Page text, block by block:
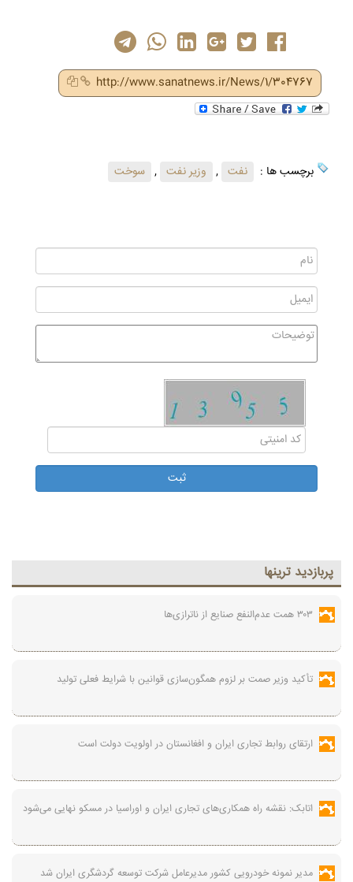
http://www.sanatnews.ir/News/1/304767
برچسب ها : نفت , وزیر نفت , سوخت
پربازديد ترينها
۳۰۳ همت عدم‌النفع صنایع از ناترازی‌ها
تأکید وزیر صمت بر لزوم همگون‌سازی قوانین با شرایط فعلی تولید
ارتقای روابط تجاری ایران و افغانستان در اولویت دولت است
اتابک: نقشه راه همکاری‌های تجاری ایران و اوراسیا در مسکو نهایی می‌شود
مدیر نمونه خودرویی کشور مدیرعامل شرکت توسعه گردشگری ایران شد